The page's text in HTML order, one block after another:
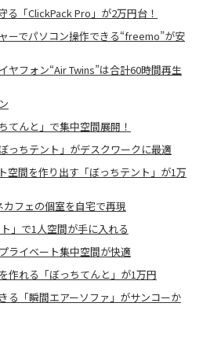
る「ClickPack Pro」が2万円台！
ーでパソコン操作できる“freemo”が安
ヤフォン“Air Twins”は合計60時間再生
てんと」で集中空間展開！
っちテント」がデスクワークに最適
空間を作り出す「ぼっちテント」が1万
フェの個室を自宅で再現
」で1人空間が手に入れる
ライベート集中空間が快適
作れる「ぼっちてんと」が1万円
る「瞬間エアーソファ」がサンコーか